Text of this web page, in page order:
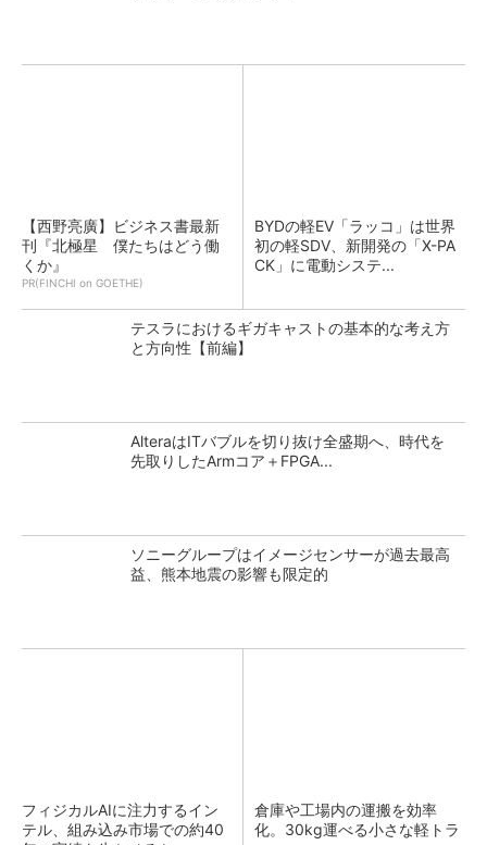
【西野亮廣】ビジネス書最新
刊『北極星 僕たちはどう働
くか』
PR(FINCHI on GOETHE)
BYDの軽EV「ラッコ」は世界
初の軽SDV、新開発の「X-PA
CK」に電動システ...
テスラにおけるギガキャストの基本的な考え方
と方向性【前編】
AlteraはITバブルを切り抜け全盛期へ、時代を
先取りしたArmコア＋FPGA...
ソニーグループはイメージセンサーが過去最高
益、熊本地震の影響も限定的
フィジカルAIに注力するイン
テル、組み込み市場での約40
倉庫や工場内の運搬を効率
化。30kg運べる小さな軽トラ